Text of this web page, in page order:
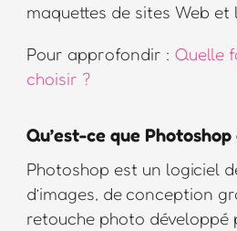
maquettes de sites Web et
Pour approfondir : Quelle
choisir ?
Qu’est-ce que
Photoshop est un logiciel
d’images, de conception
retouche photo développé